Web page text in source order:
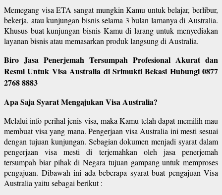
Memegang visa ETA sangat mungkin Kamu untuk belajar, berlibur,
bekerja, atau kunjungan bisnis selama 3 bulan lamanya di Australia.
Khusus buat kunjungan bisnis Kamu di larang untuk menyediakan
layanan bisnis atau memasarkan produk langsung di Australia.
Biro Jasa Penerjemah Tersumpah Profesional Akurat dan
Resmi Untuk Visa Australia di Srimukti Bekasi Hubungi 0877
2768 8883
Apa Saja Syarat Mengajukan Visa Australia?
Melalui info perihal jenis visa, maka Kamu telah dapat memilih mau
membuat visa yang mana. Pengerjaan visa Australia ini mesti sesuai
dengan tujuan kunjungan. Sebagian dokumen menjadi syarat dalam
pengerjaan visa mesti di terjemahkan oleh jasa penerjemah
tersumpah biar pihak di Negara tujuan gampang untuk memproses
pengajuan. Dibawah ini ada beberapa syarat buat pengajuan Visa
Australia yaitu sebagai berikut :